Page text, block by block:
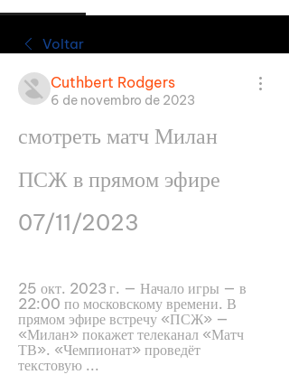
Voltar
Cuthbert Rodgers
6 de novembro de 2023
смотреть матч Милан
ПСЖ в прямом эфире
07/11/2023
25 окт. 2023 г. — Начало игры — в
22:00 по московскому времени. В
прямом эфире встречу «ПСЖ» —
«Милан» покажет телеканал «Матч
ТВ». «Чемпионат» проведёт
текстовую ...